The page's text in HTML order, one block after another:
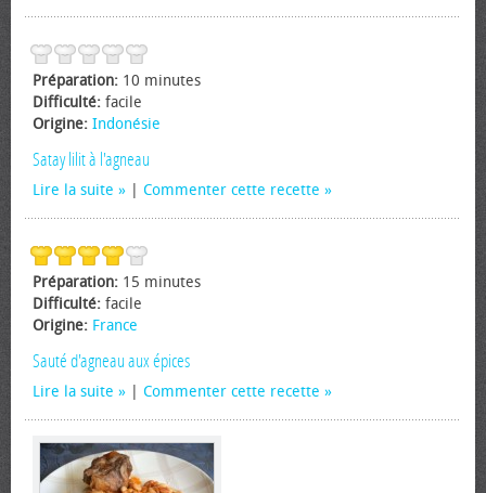
Préparation: 10 minutes
Difficulté: facile
Origine: Indonésie
Satay lilit à l'agneau
Lire la suite Commenter cette recette
Préparation: 15 minutes
Difficulté: facile
Origine: France
Sauté d'agneau aux épices
Lire la suite Commenter cette recette